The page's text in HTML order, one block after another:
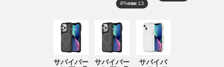
iPhone 13 mini
サバイバー
サバイバー
サバイバ